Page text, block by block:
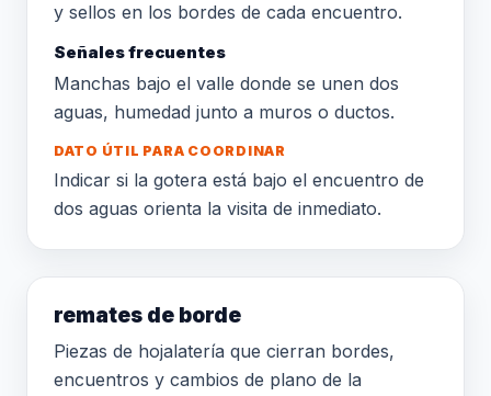
y sellos en los bordes de cada encuentro.
Señales frecuentes
Manchas bajo el valle donde se unen dos
aguas, humedad junto a muros o ductos.
DATO ÚTIL PARA COORDINAR
Indicar si la gotera está bajo el encuentro de
dos aguas orienta la visita de inmediato.
remates de borde
Piezas de hojalatería que cierran bordes,
encuentros y cambios de plano de la